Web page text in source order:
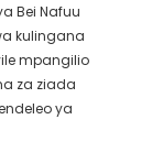
Bei Nafuu
kulingana
mpangilio
za ziada
ya